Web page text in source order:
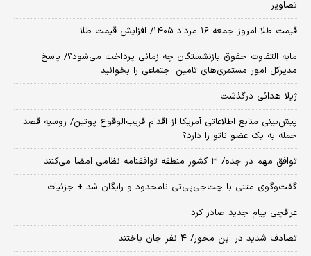
تصاویر
قیمت طلا امروز جمعه ۱۶ مرداد ۱۴۰۵/ افزایش قیمت طلا
مابه التفاوت حقوق بازنشستگان چه زمانی پرداخت می‌شود؟/ پاسخ
مدیرکل امور مستمری‌های تامین اجتماعی را بخوانید
ژیلا هدائی درگذشت
پیش‌بینی منابع اطلاعاتی آمریکا از اقدام قریب‌الوقوع پوتین/ روسیه قصد
حمله به یک عضو ناتو را دارد؟
توافق مهم در جده/ ۳ کشور منطقه توافقنامه نظامی امضا می‌کنند
گفت‌وگوی متنی با چت‌جی‌پی‌تی نامحدود و رایگان شد + جزئیات
عراقچی پیام جدید صادر کرد
تصادف شدید در این محور/ ۴ نفر جان باختند